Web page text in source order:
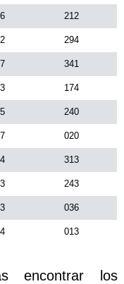
212
294
341
174
240
020
313
243
036
013
encontrar los